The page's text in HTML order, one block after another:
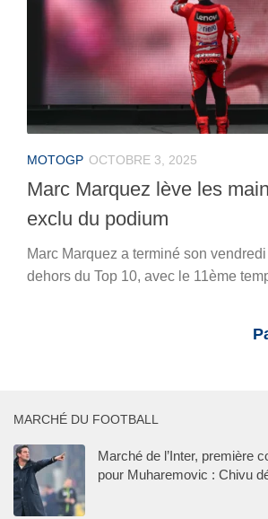
MOTOGP OCTOBRE 3, 2025
Marc Marquez lève les
exclu du podium
Marc Marquez a terminé son
dehors du Top 10, avec le 11ème
MARCHÉ DU FOOTBALL
Marché de l’Inter, première
pour Muharemovic : Chivu